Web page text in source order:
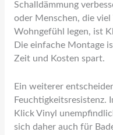
Schalldämmung
oder Menschen, die
Wohngefühl legen, ist
Die einfache Montage
Zeit und Kosten spart.
Ein weiterer
Feuchtigkeitsresistenz.
Klick Vinyl
sich daher auch für